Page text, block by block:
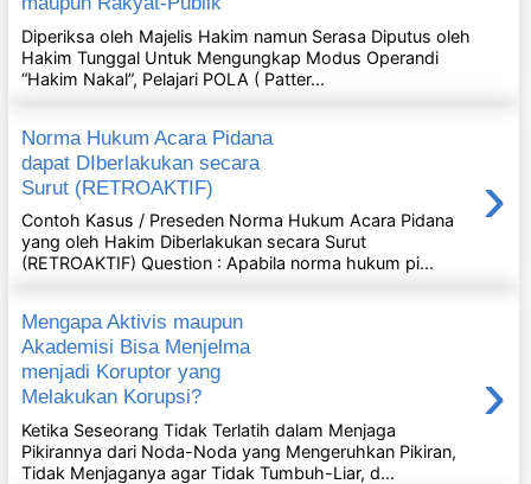
Diperiksa oleh Majelis Hakim namun Serasa Diputus oleh
Hakim Tunggal Untuk Mengungkap Modus Operandi
“Hakim Nakal”, Pelajari POLA ( Patter...
Norma Hukum Acara Pidana
dapat DIberlakukan secara
Surut (RETROAKTIF)
›
Contoh Kasus / Preseden Norma Hukum Acara Pidana
yang oleh Hakim Diberlakukan secara Surut
(RETROAKTIF) Question : Apabila norma hukum pi...
Mengapa Aktivis maupun
Akademisi Bisa Menjelma
menjadi Koruptor yang
Melakukan Korupsi?
›
Ketika Seseorang Tidak Terlatih dalam Menjaga
Pikirannya dari Noda-Noda yang Mengeruhkan Pikiran,
Tidak Menjaganya agar Tidak Tumbuh-Liar, d...